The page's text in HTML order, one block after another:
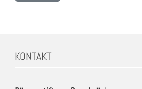
KONTAKT